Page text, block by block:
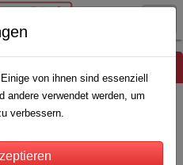
von ihnen sind essenziell
andere verwendet werden, um
verbessern.